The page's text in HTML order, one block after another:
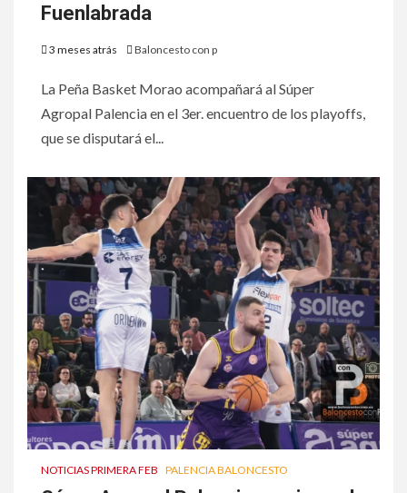
Fuenlabrada
3 meses atrás Baloncesto con p
La Peña Basket Morao acompañará al Súper
Agropal Palencia en el 3er. encuentro de los playoffs,
que se disputará el...
NOTICIAS PRIMERA FEB PALENCIA BALONCESTO